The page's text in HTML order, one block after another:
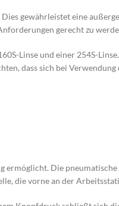
gewährleistet eine
gerecht zu
Linse und einer 254S-
dass sich bei Verwendung
Die
die vorne an der